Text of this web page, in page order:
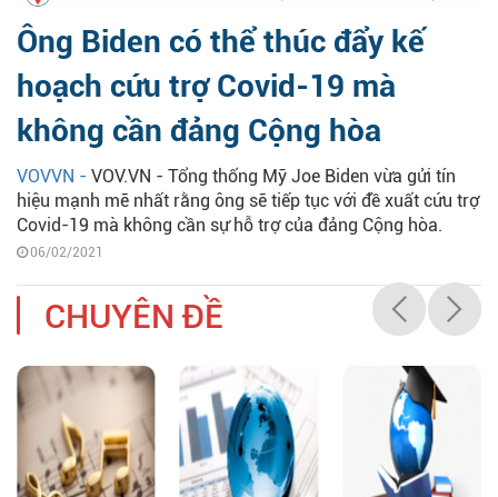
Ông Biden có thể thúc đẩy kế
hoạch cứu trợ Covid-19 mà
không cần đảng Cộng hòa
VOVVN - VOV.VN - Tổng thống Mỹ Joe Biden vừa gửi tín
hiệu mạnh mẽ nhất rằng ông sẽ tiếp tục với đề xuất cứu trợ
Covid-19 mà không cần sự hỗ trợ của đảng Cộng hòa.
06/02/2021
CHUYÊN ĐỀ